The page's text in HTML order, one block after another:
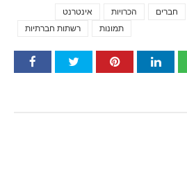
אינטרנט הכרויות חברים
רשתות חברתיות
תמונות